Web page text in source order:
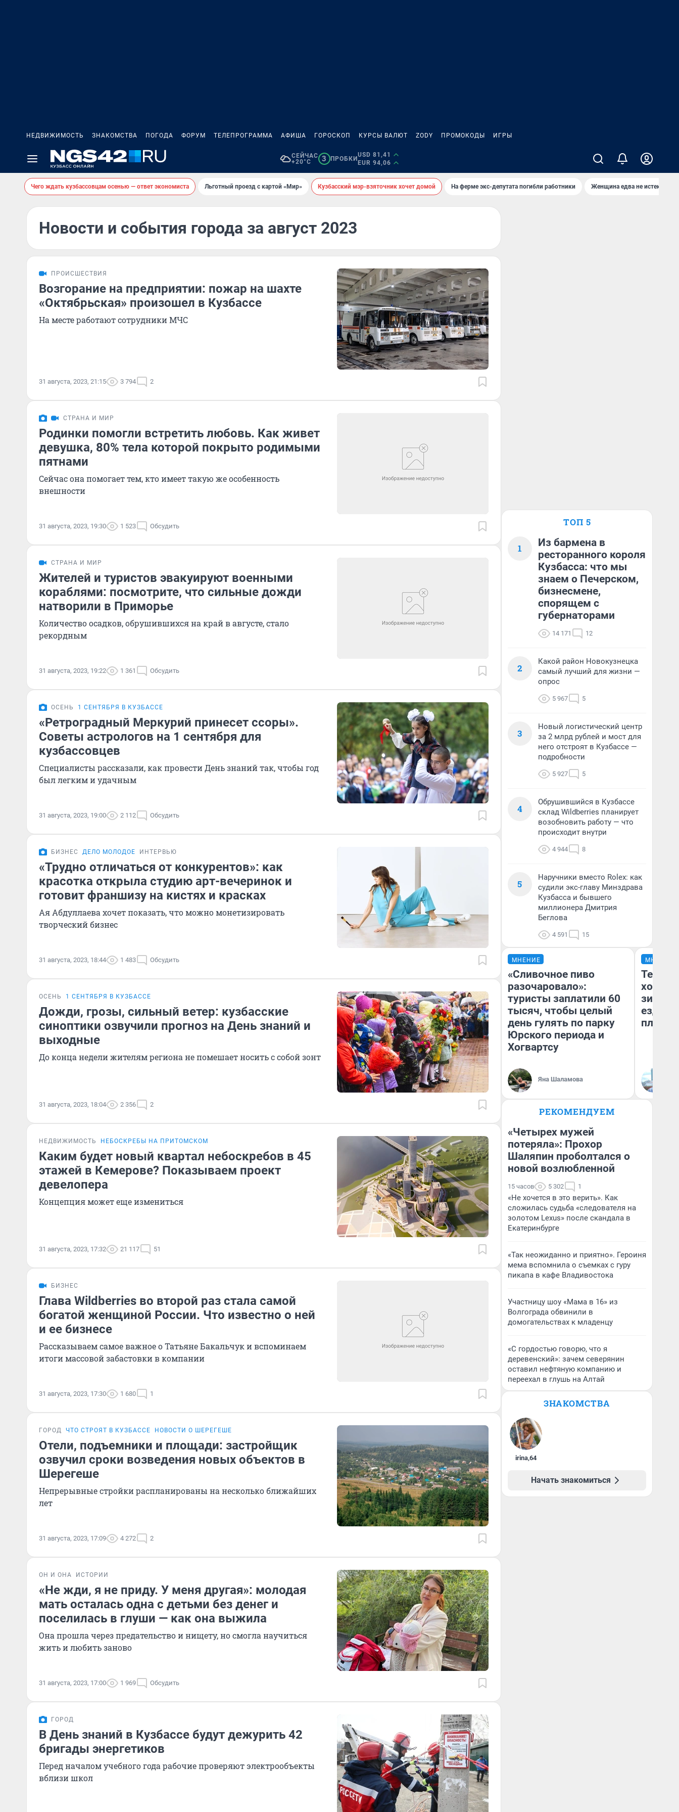
НЕДВИЖИМОСТЬ ЗНАКОМСТВА ПОГОДА ФОРУМ ТЕЛЕПРОГРАММА АФИША ГОРОСКОП КУРСЫ ВАЛЮТ ZODY ПРОМОКОДЫ ИГРЫ
СЕЙЧАС
+20°C
3 ПРОБКИ
USD 81,41
EUR 94,06
Чего ждать кузбассовцам осенью — ответ экономиста Льготный проезд с картой «Мир» Кузбасский мэр-взяточник хочет домой На ферме экс-депутата погибли работники Женщина едва не истекла
Новости и события города за август 2023
ПРОИСШЕСТВИЯ
Возгорание на предприятии: пожар на шахте
«Октябрьская» произошел в Кузбассе
На месте работают сотрудники МЧС
31 августа, 2023, 21:15 3 794 2
СТРАНА И МИР
Родинки помогли встретить любовь. Как живет
девушка, 80% тела которой покрыто родимыми
пятнами
Сейчас она помогает тем, кто имеет такую же особенность
внешности
31 августа, 2023, 19:30 1 523 Обсудить
СТРАНА И МИР
Жителей и туристов эвакуируют военными
кораблями: посмотрите, что сильные дожди
натворили в Приморье
Количество осадков, обрушившихся на край в августе, стало
рекордным
31 августа, 2023, 19:22 1 361 Обсудить
ОСЕНЬ 1 СЕНТЯБРЯ В КУЗБАССЕ
«Ретроградный Меркурий принесет ссоры».
Советы астрологов на 1 сентября для
кузбассовцев
Специалисты рассказали, как провести День знаний так, чтобы год
был легким и удачным
31 августа, 2023, 19:00 2 112 Обсудить
БИЗНЕС ДЕЛО МОЛОДОЕ ИНТЕРВЬЮ
«Трудно отличаться от конкурентов»: как
красотка открыла студию арт-вечеринок и
готовит франшизу на кистях и красках
Ая Абдуллаева хочет показать, что можно монетизировать
творческий бизнес
31 августа, 2023, 18:44 1 483 Обсудить
ОСЕНЬ 1 СЕНТЯБРЯ В КУЗБАССЕ
Дожди, грозы, сильный ветер: кузбасские
синоптики озвучили прогноз на День знаний и
выходные
До конца недели жителям региона не помешает носить с собой зонт
31 августа, 2023, 18:04 2 356 2
НЕДВИЖИМОСТЬ НЕБОСКРЕБЫ НА ПРИТОМСКОМ
Каким будет новый квартал небоскребов в 45
этажей в Кемерове? Показываем проект
девелопера
Концепция может еще измениться
31 августа, 2023, 17:32 21 117 51
БИЗНЕС
Глава Wildberries во второй раз стала самой
богатой женщиной России. Что известно о ней
и ее бизнесе
Рассказываем самое важное о Татьяне Бакальчук и вспоминаем
итоги массовой забастовки в компании
31 августа, 2023, 17:30 1 680 1
ГОРОД ЧТО СТРОЯТ В КУЗБАССЕ НОВОСТИ О ШЕРЕГЕШЕ
Отели, подъемники и площади: застройщик
озвучил сроки возведения новых объектов в
Шерегеше
Непрерывные стройки распланированы на несколько ближайших
лет
31 августа, 2023, 17:09 4 272 2
ОН И ОНА ИСТОРИИ
«Не жди, я не приду. У меня другая»: молодая
мать осталась одна с детьми без денег и
поселилась в глуши — как она выжила
Она прошла через предательство и нищету, но смогла научиться
жить и любить заново
31 августа, 2023, 17:00 1 969 Обсудить
ГОРОД
В День знаний в Кузбассе будут дежурить 42
бригады энергетиков
Перед началом учебного года рабочие проверяют электрообъекты
вблизи школ
ТОП 5
1
Из бармена в
ресторанного короля
Кузбасса: что мы
знаем о Печерском,
бизнесмене,
спорящем с
губернаторами
14 171 12
2
Какой район Новокузнецка
самый лучший для жизни —
опрос
5 967 5
3
Новый логистический центр
за 2 млрд рублей и мост для
него отстроят в Кузбассе —
подробности
5 927 5
4
Обрушившийся в Кузбассе
склад Wildberries планирует
возобновить работу — что
происходит внутри
4 944 8
5
Наручники вместо Rolex: как
судили экс-главу Минздрава
Кузбасса и бывшего
миллионера Дмитрия
Беглова
4 591 15
МНЕНИЕ
«Сливочное пиво
разочаровало»:
туристы заплатили 60
тысяч, чтобы целый
день гулять по парку
Юрского периода и
Хогвартсу
Яна Шаламова
МНЕНИЕ
Тепло
зимой.
ездит
плюсы
РЕКОМЕНДУЕМ
«Четырех мужей
потеряла»: Прохор
Шаляпин проболтался о
новой возлюбленной
15 часов 5 302 1
«Не хочется в это верить». Как
сложилась судьба «следователя на
золотом Lexus» после скандала в
Екатеринбурге
«Так неожиданно и приятно». Героиня
мема вспомнила о съемках с гуру
пикапа в кафе Владивостока
Участницу шоу «Мама в 16» из
Волгограда обвинили в
домогательствах к младенцу
«С гордостью говорю, что я
деревенский»: зачем северянин
оставил нефтяную компанию и
переехал в глушь на Алтай
ЗНАКОМСТВА
irina,64
Начать знакомиться